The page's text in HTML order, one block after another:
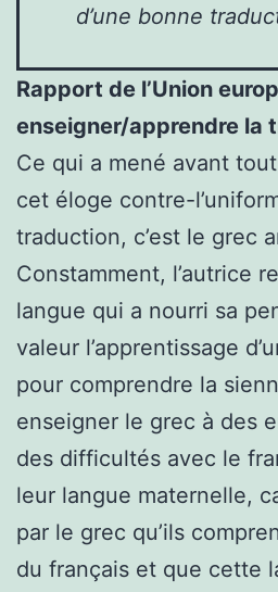
d’une bonne
Rapport de l’Union
enseigner/apprendre la
Ce qui a mené avant
cet éloge contre-
traduction, c’est le grec
Constamment, l’autrice
langue qui a nourri sa
valeur l’apprentissage
pour comprendre la
enseigner le grec à des
des difficultés avec le
leur langue maternelle,
par le grec qu’ils
du français et que cette